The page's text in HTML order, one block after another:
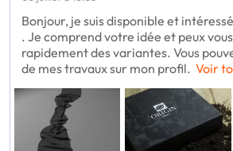
Bonjour, je suis disponible et
. Je comprend votre idée et peux
rapidement des variantes. Vous
de mes travaux sur mon profil. Voir